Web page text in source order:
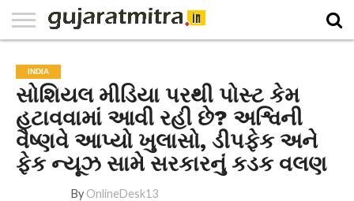
PAPER
NATIONAL
WORLD
BUSINESS
SPORTS
GUJARAT
OPINION
MORE
INDIA
સોશિયલ મીડિયા પરથી પોસ્ટ કેમ
હટાવવામાં આવી રહી છે? અશ્વિની
વૈષ્ણવે આપ્યો ખુલાસો, ડીપફેક અને
ફેક ન્યૂઝ સામે સરકારનું કડક વલણ
By OnlineDesk13